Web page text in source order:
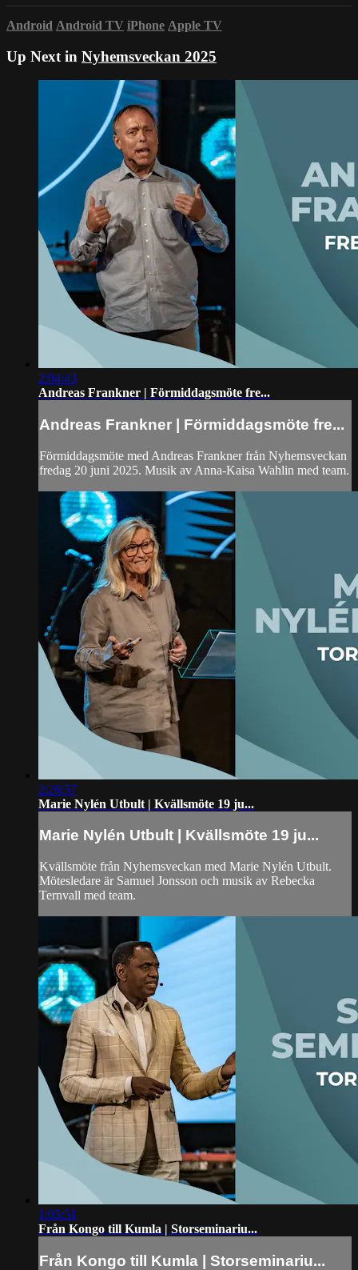
Android Android TV iPhone Apple TV
Up Next in Nyhemsveckan 2025
2:04:43
Andreas Frankner | Förmiddagsmöte fre...
Andreas Frankner | Förmiddagsmöte fre...
Förmiddagsmöte med Andreas Frankner från Nyhemsveckan
fredag 20 juni 2025. Musik av Anna-Kaisa Wahlin med team.
2:26:57
Marie Nylén Utbult | Kvällsmöte 19 ju...
Marie Nylén Utbult | Kvällsmöte 19 ju...
Kvällsmöte från Nyhemsveckan med Marie Nylén Utbult.
Mötesledare är Samuel Jonsson och musik av Rebecka
Ternvall med team.
1:05:51
Från Kongo till Kumla | Storseminariu...
Från Kongo till Kumla | Storseminariu...